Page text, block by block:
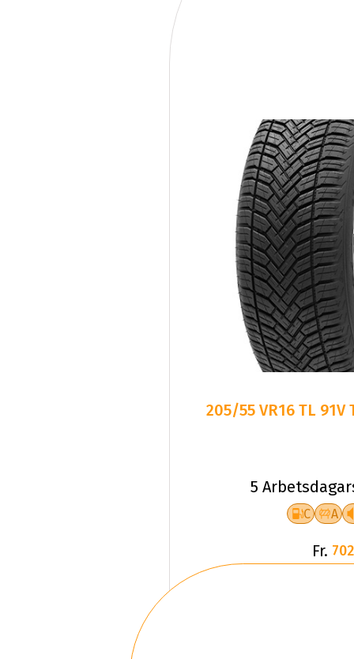
205/55 VR16 TL 91V
5
C A
Fr.